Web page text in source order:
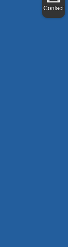
Contact